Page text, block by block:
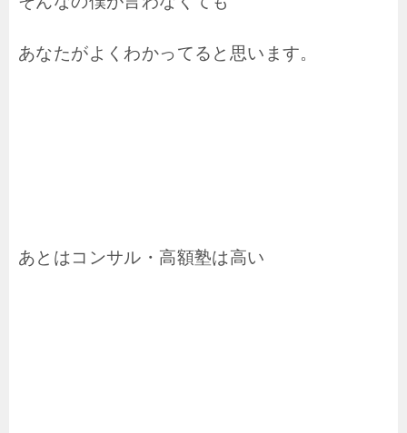
あなたがよくわかってると思います。
あとはコンサル・高額塾は高い